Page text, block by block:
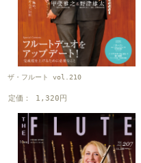
ザ・フルート vol.210
定価： 1,320円